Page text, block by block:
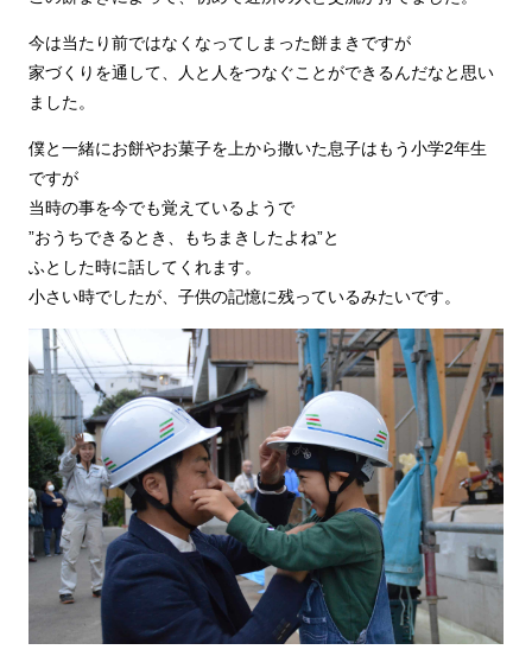
今は当たり前ではなくなってしまった餅まきですが
家づくりを通して、人と人をつなぐことができるんだなと思い
ました。
僕と一緒にお餅やお菓子を上から撒いた息子はもう小学2年生
ですが
当時の事を今でも覚えているようで
”おうちできるとき、もちまきしたよね”と
ふとした時に話してくれます。
小さい時でしたが、子供の記憶に残っているみたいです。